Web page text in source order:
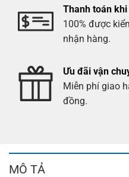
Thanh toán
100% được
nhận hàng.
Ưu đãi vận
Miễn phí giao
đồng.
MÔ TẢ